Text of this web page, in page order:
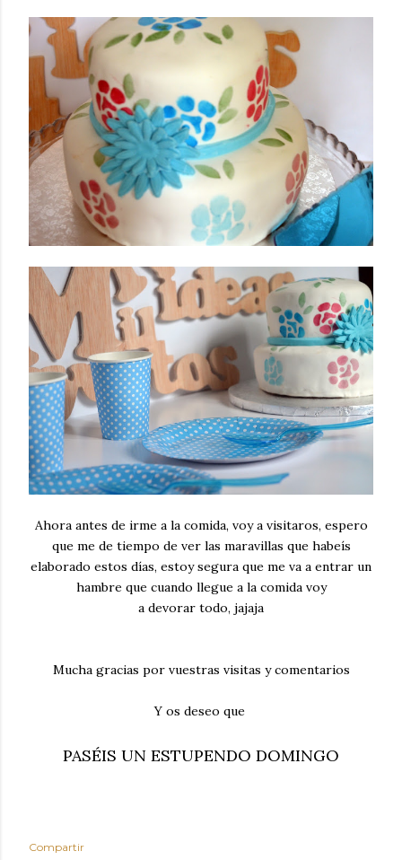
Ahora antes de irme a la comida, voy a visitaros, espero
que me de tiempo de ver las maravillas que habeís
elaborado estos días, estoy segura que me va a entrar un
hambre que cuando llegue a la comida voy
a devorar todo, jajaja
Mucha gracias por vuestras visitas y comentarios
Y os deseo que
PASÉIS UN ESTUPENDO DOMINGO
Compartir